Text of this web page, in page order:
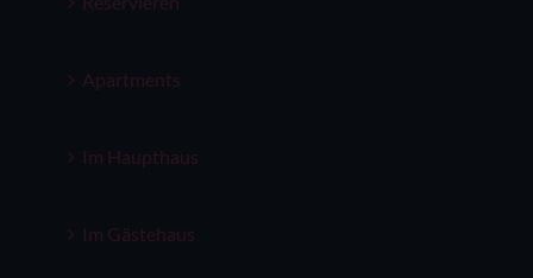
Apartments
Im Haupthaus
Im Gästehaus